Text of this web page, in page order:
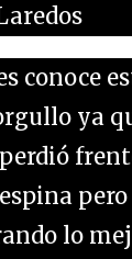
conoce
ya
lo